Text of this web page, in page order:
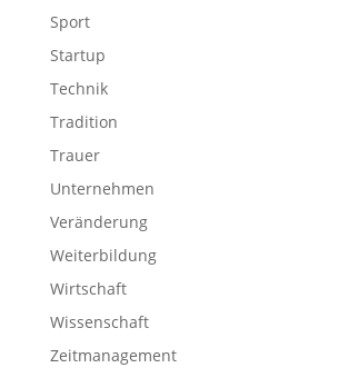
Sport
Startup
Technik
Tradition
Trauer
Unternehmen
Veränderung
Weiterbildung
Wirtschaft
Wissenschaft
Zeitmanagement